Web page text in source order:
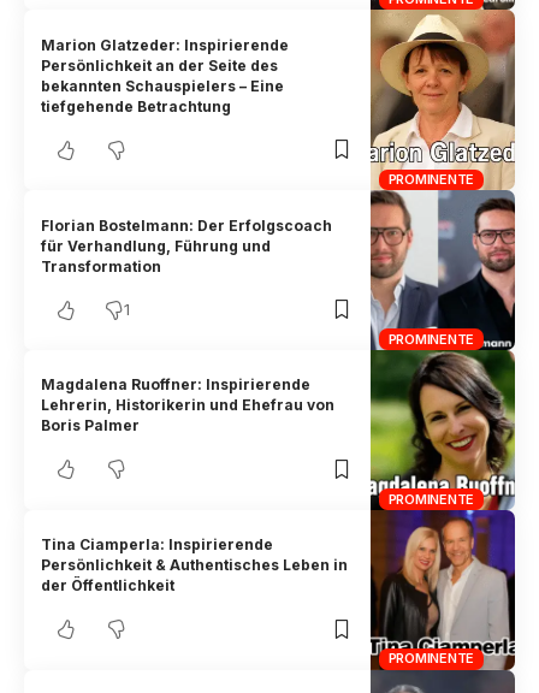
PROMINENTE
Marion Glatzeder: Inspirierende
Persönlichkeit an der Seite des
bekannten Schauspielers – Eine
tiefgehende Betrachtung
PROMINENTE
Florian Bostelmann: Der Erfolgscoach
für Verhandlung, Führung und
Transformation
1
PROMINENTE
Magdalena Ruoffner: Inspirierende
Lehrerin, Historikerin und Ehefrau von
Boris Palmer
PROMINENTE
Tina Ciamperla: Inspirierende
Persönlichkeit & Authentisches Leben in
der Öffentlichkeit